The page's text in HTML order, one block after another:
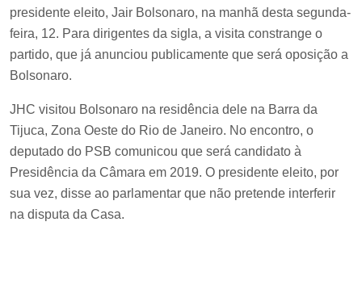
presidente eleito, Jair Bolsonaro, na manhã desta segunda-
feira, 12. Para dirigentes da sigla, a visita constrange o
partido, que já anunciou publicamente que será oposição a
Bolsonaro.
JHC visitou Bolsonaro na residência dele na Barra da
Tijuca, Zona Oeste do Rio de Janeiro. No encontro, o
deputado do PSB comunicou que será candidato à
Presidência da Câmara em 2019. O presidente eleito, por
sua vez, disse ao parlamentar que não pretende interferir
na disputa da Casa.